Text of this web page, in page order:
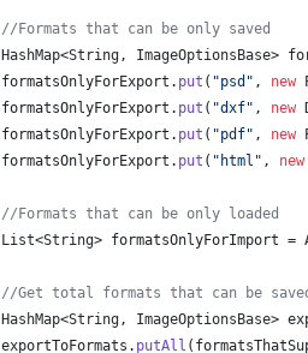
//Formats that can be only saved
HashMap<String, ImageOptionsBase>
formatsOnlyForExport . put ( "psd" , new
formatsOnlyForExport . put ( "dxf" , new
formatsOnlyForExport . put ( "pdf" , new
formatsOnlyForExport . put ( "html" , new
//Formats that can be only loaded
List<String> formatsOnlyForImport =
//Get total formats that can be
HashMap<String, ImageOptionsBase>
exportToFormats . putAll (